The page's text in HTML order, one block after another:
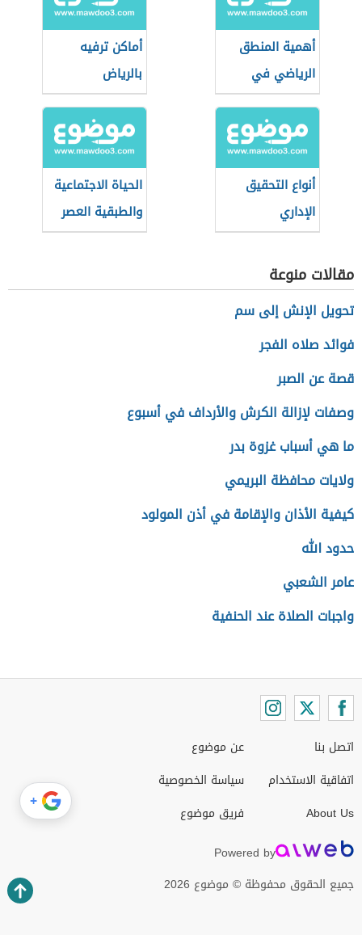
أهمية المنطق
الرياضي في
حياتنا
أماكن ترفيه
بالرياض
أنواع التحقيق
الإداري
الحياة الاجتماعية
والطبقية العصر
الحديث
مقالات منوعة
تحويل الإنش إلى سم
فوائد صلاه الفجر
قصة عن الصبر
وصفات لإزالة الكرش والأرداف في أسبوع
ما هي أسباب غزوة بدر
ولايات محافظة البريمي
كيفية الأذان والإقامة في أذن المولود
حدود الله
عامر الشعبي
واجبات الصلاة عند الحنفية
اتصل بنا
اتفاقية الاستخدام
About Us
عن موضوع
سياسة الخصوصية
فريق موضوع
Powered by
جميع الحقوق محفوظة © موضوع 2026
+